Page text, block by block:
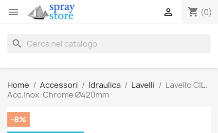
 shopping_cart (0)

search
Home Accessori Idraulica Lavelli
Lavello CIL.
Acc.Inox-Chrome Ø420mm
-8%